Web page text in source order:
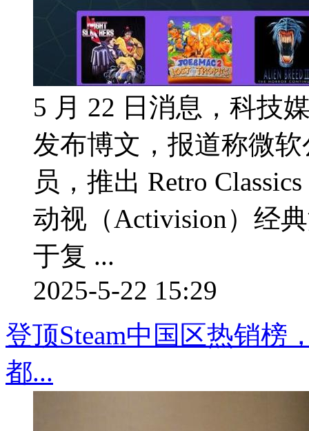
5 月 22 日消息，科技
发布博文，报道称微软
员，推出 Retro
动视（Activision）经
于复 ...
2025-5-22 15:29
登顶Steam中国区热销榜
都...